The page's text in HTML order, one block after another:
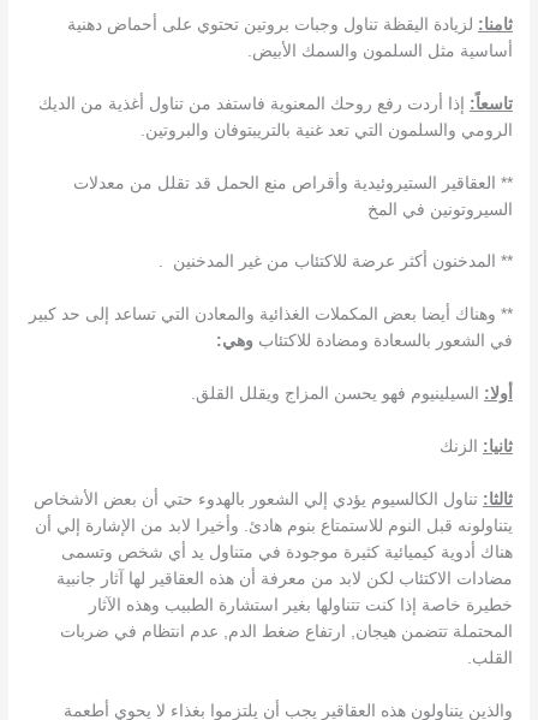
ثامنا‏:‏ لزيادة اليقظة تناول وجبات بروتين تحتوي على أحماض دهنية
أساسية مثل السلمون والسمك الأبيض‏.‏
تاسعاً:‏ إذا أردت رفع روحك المعنوية فاستفد من تناول أغذية من الديك
الرومي والسلمون التي تعد غنية بالتريبتوفان والبروتين‏.‏
** العقاقير الستيروئيدية وأقراص منع الحمل قد تقلل من معدلات
السيروتونين في المخ
** المدخنون أكثر عرضة للاكتئاب من غير المدخنين .
** وهناك أيضا بعض المكملات الغذائية والمعادن التي تساعد إلى حد كبير
في الشعور بالسعادة ومضادة للاكتئابوهي‏:‏
أولا‏:‏ السيلينيوم فهو يحسن المزاج ويقلل القلق‏.‏
ثانيا‏:‏ الزنك
ثالثا‏:‏ تناول الكالسيوم يؤدي إلي الشعور بالهدوء حتي أن بعض الأشخاص
يتناولونه قبل النوم للاستمتاع بنوم هادئ‏.‏ وأخيرا لابد من الإشارة إلي أن
هناك أدوية كيميائية كثيرة موجودة في متناول يد أي شخص وتسمى
مضادات الاكتئاب لكن لابد من معرفة أن هذه العقاقير لها آثار جانبية
خطيرة خاصة إذا كنت تتناولها بغير استشارة الطبيب وهذه الآثار
المحتملة تتضمن هيجان,‏ ارتفاع ضغط الدم‏,‏ عدم انتظام في ضربات
القلب‏.
والذين يتناولون هذه العقاقير يجب أن يلتزموا بغذاء لا يحوي أطعمة